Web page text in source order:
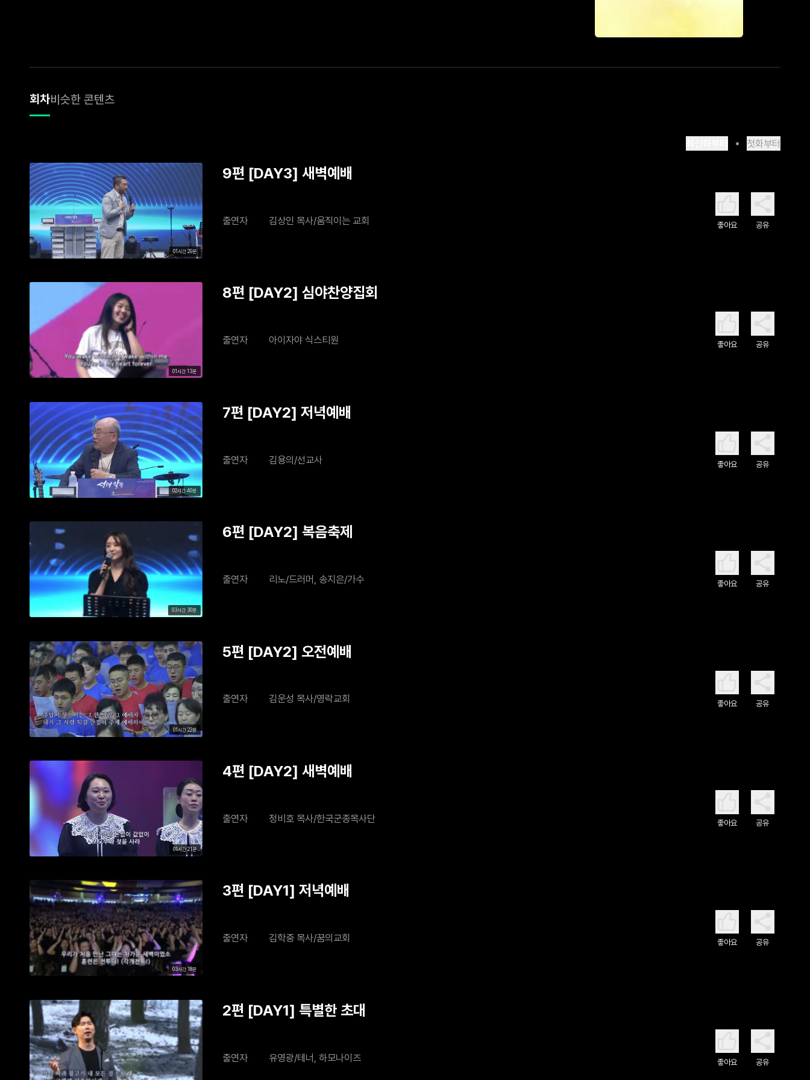
회차비슷한 콘텐츠
첫화부터
01시간 29분
9편 [DAY3] 새벽예배
출연자 김상인 목사/움직이는 교회 좋아요 공유
01시간 13분
8편 [DAY2] 심야찬양집회
출연자 아이자야 식스티원 좋아요 공유
02시간 40분
7편 [DAY2] 저녁예배
출연자 김용의/선교사 좋아요 공유
03시간 30분
6편 [DAY2] 복음축제
출연자 리노/드러머, 송지은/가수 좋아요 공유
01시간 22분
5편 [DAY2] 오전예배
출연자 김운성 목사/영락교회 좋아요 공유
01시간 21분
4편 [DAY2] 새벽예배
출연자 정비호 목사/한국군종목사단 좋아요 공유
03시간 18분
3편 [DAY1] 저녁예배
출연자 김학중 목사/꿈의교회 좋아요 공유
2편 [DAY1] 특별한 초대
출연자 유영광/테너, 하모나이즈 좋아요 공유